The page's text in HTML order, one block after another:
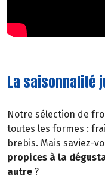
La saisonnalité
Notre sélection de
toutes les formes :
brebis. Mais saviez-
propices à la
autre ?